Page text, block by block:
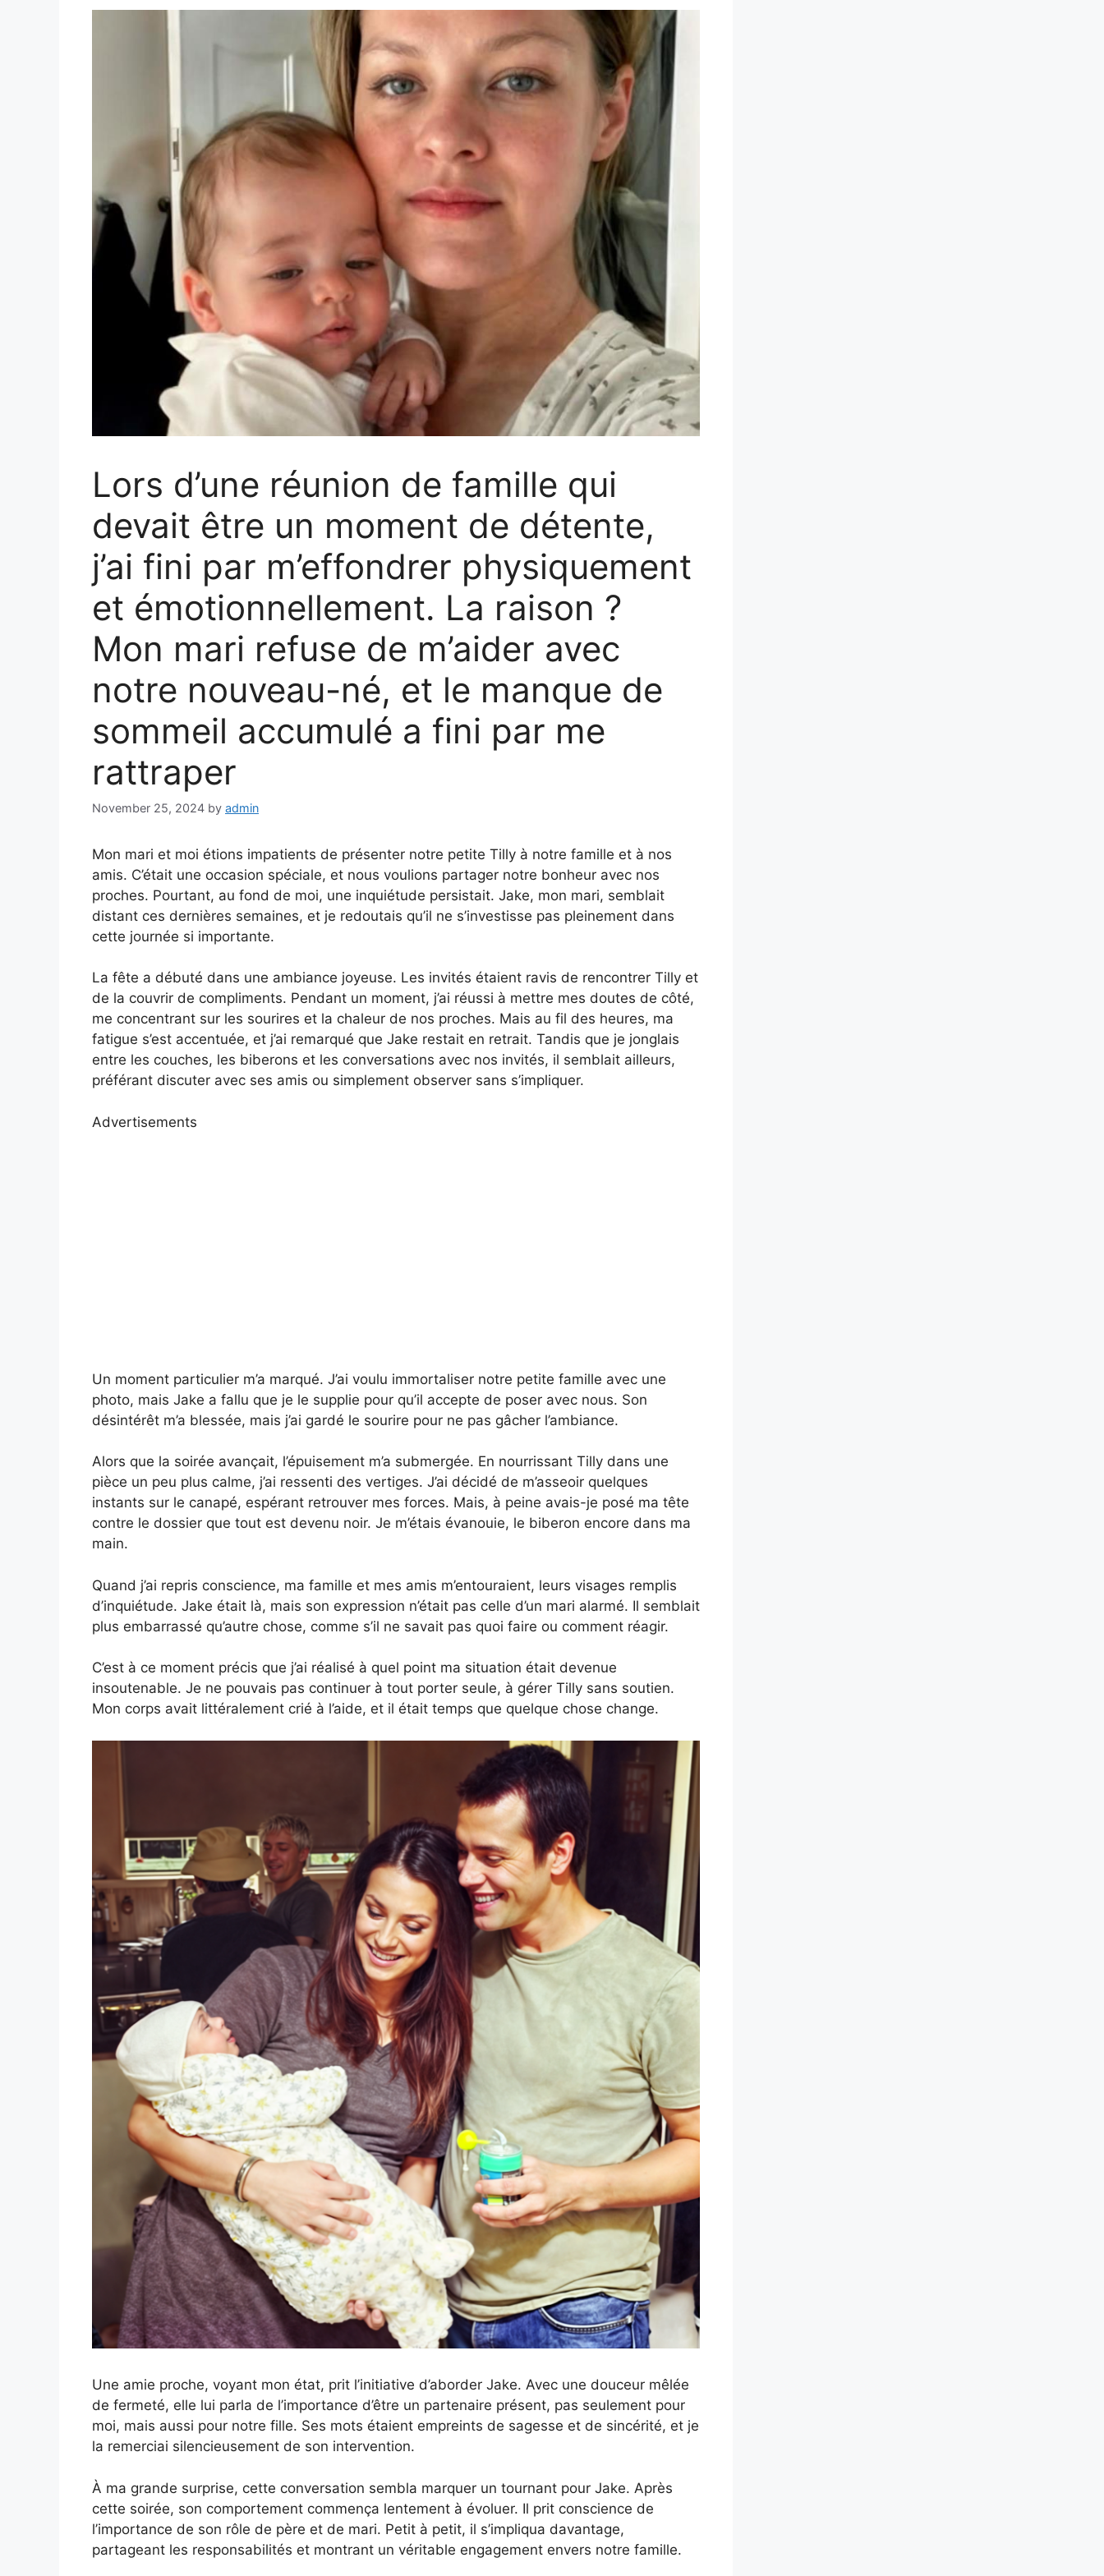
Lors d’une réunion de famille qui
devait être un moment de détente,
j’ai fini par m’effondrer physiquement
et émotionnellement. La raison ?
Mon mari refuse de m’aider avec
notre nouveau-né, et le manque de
sommeil accumulé a fini par me
rattraper
November 25, 2024 by admin
Mon mari et moi étions impatients de présenter notre petite Tilly à notre famille et à nos
amis. C’était une occasion spéciale, et nous voulions partager notre bonheur avec nos
proches. Pourtant, au fond de moi, une inquiétude persistait. Jake, mon mari, semblait
distant ces dernières semaines, et je redoutais qu’il ne s’investisse pas pleinement dans
cette journée si importante.
La fête a débuté dans une ambiance joyeuse. Les invités étaient ravis de rencontrer Tilly et
de la couvrir de compliments. Pendant un moment, j’ai réussi à mettre mes doutes de côté,
me concentrant sur les sourires et la chaleur de nos proches. Mais au fil des heures, ma
fatigue s’est accentuée, et j’ai remarqué que Jake restait en retrait. Tandis que je jonglais
entre les couches, les biberons et les conversations avec nos invités, il semblait ailleurs,
préférant discuter avec ses amis ou simplement observer sans s’impliquer.
Advertisements
Un moment particulier m’a marqué. J’ai voulu immortaliser notre petite famille avec une
photo, mais Jake a fallu que je le supplie pour qu’il accepte de poser avec nous. Son
désintérêt m’a blessée, mais j’ai gardé le sourire pour ne pas gâcher l’ambiance.
Alors que la soirée avançait, l’épuisement m’a submergée. En nourrissant Tilly dans une
pièce un peu plus calme, j’ai ressenti des vertiges. J’ai décidé de m’asseoir quelques
instants sur le canapé, espérant retrouver mes forces. Mais, à peine avais-je posé ma tête
contre le dossier que tout est devenu noir. Je m’étais évanouie, le biberon encore dans ma
main.
Quand j’ai repris conscience, ma famille et mes amis m’entouraient, leurs visages remplis
d’inquiétude. Jake était là, mais son expression n’était pas celle d’un mari alarmé. Il semblait
plus embarrassé qu’autre chose, comme s’il ne savait pas quoi faire ou comment réagir.
C’est à ce moment précis que j’ai réalisé à quel point ma situation était devenue
insoutenable. Je ne pouvais pas continuer à tout porter seule, à gérer Tilly sans soutien.
Mon corps avait littéralement crié à l’aide, et il était temps que quelque chose change.
Une amie proche, voyant mon état, prit l’initiative d’aborder Jake. Avec une douceur mêlée
de fermeté, elle lui parla de l’importance d’être un partenaire présent, pas seulement pour
moi, mais aussi pour notre fille. Ses mots étaient empreints de sagesse et de sincérité, et je
la remerciai silencieusement de son intervention.
À ma grande surprise, cette conversation sembla marquer un tournant pour Jake. Après
cette soirée, son comportement commença lentement à évoluer. Il prit conscience de
l’importance de son rôle de père et de mari. Petit à petit, il s’impliqua davantage,
partageant les responsabilités et montrant un véritable engagement envers notre famille.